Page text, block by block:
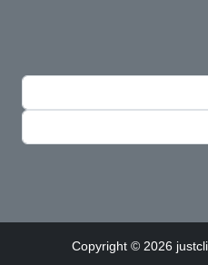
Copyright © 2026